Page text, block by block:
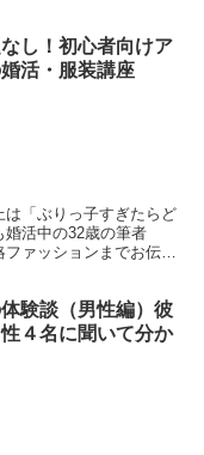
し！初心者向けア
活・服装講座
「ぶりっ子すぎたらど
婚活中の32歳の筆者
ァッションまでお伝え
験談（男性編）彼
４名に聞いて分か